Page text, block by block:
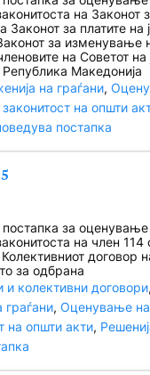
на Законот
за платите на
за изменување
на Советот на
Македонија
на граѓани,
на општи
постапка
за оценување
на член 114
договор
за одбрана
и колективни договори
граѓани, Оценување на
на општи акти,